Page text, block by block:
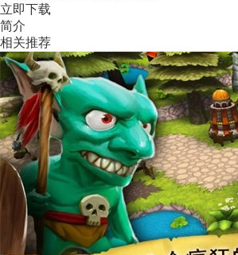
立即下载
简介
相关推荐